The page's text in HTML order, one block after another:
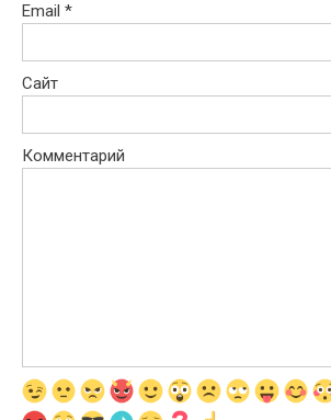
Email *
Сайт
Комментарий